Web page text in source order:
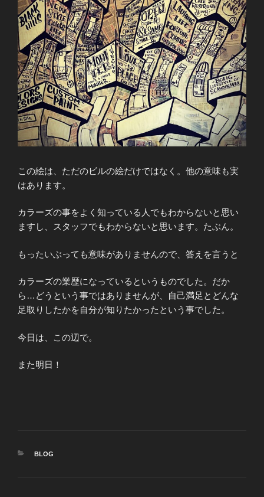
この絵は、ただのビルの絵だけではなく。他の意味も実
はあります。
カラーズの事をよく知っている人でもわからないと思い
ますし、スタッフでもわからないと思います。たぶん。
もったいぶっても意味がありませんので、答えを言うと
カラーズの業歴になっているというものでした。だか
ら…どうという事ではありませんが、自己満足とどんな
足取りしたかを自分が知りたかったという事でした。
今日は、この辺で。
また明日！
カ
BLOG